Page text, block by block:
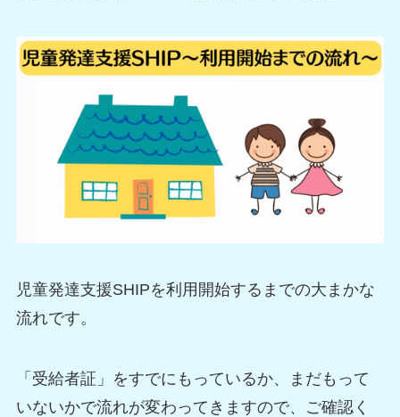
児童発達支援SHIPを利用開始するまでの大まかな
流れです。
「受給者証」をすでにもっているか、まだもって
いないかで流れが変わってきますので、ご確認く